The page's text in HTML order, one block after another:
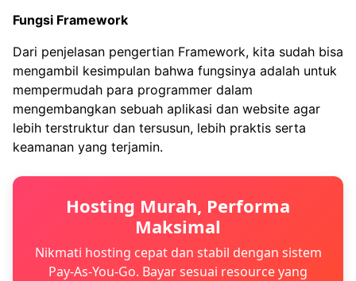
Fungsi Framework
Dari penjelasan pengertian Framework, kita sudah bisa
mengambil kesimpulan bahwa fungsinya adalah untuk
mempermudah para programmer dalam
mengembangkan sebuah aplikasi dan website agar
lebih terstruktur dan tersusun, lebih praktis serta
keamanan yang terjamin.
Hosting Murah, Performa
Maksimal
Nikmati hosting cepat dan stabil dengan sistem
Pay-As-You-Go. Bayar sesuai resource yang